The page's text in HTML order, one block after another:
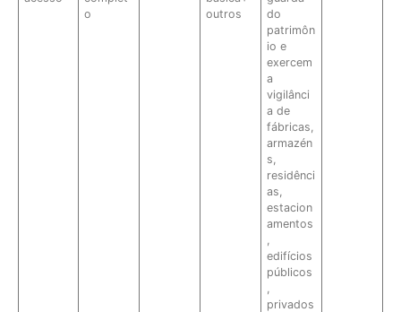
o
outros
do
patrimôn
io e
exercem
a
vigilânci
a de
fábricas,
armazén
s,
residênci
as,
estacion
amentos
,
edifícios
públicos
,
privados